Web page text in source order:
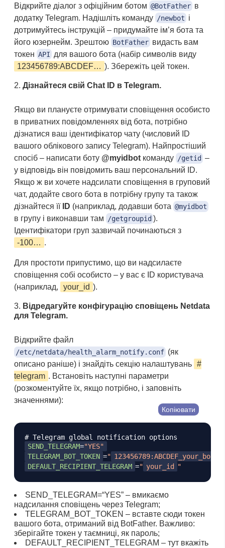
Відкрийте діалог з офіційним ботом @BotFather в
додатку Telegram. Надішліть команду /newbot і
дотримуйтесь інструкцій – придумайте ім’я бота та
його юзернейм. Зрештою BotFather видасть вам
токен API для вашого бота (набір символів виду
123456789:ABCDEF… ). Збережіть цей токен.
Дізнайтеся свій Chat ID в Telegram.
Якщо ви плануєте отримувати сповіщення особисто
в приватних повідомленнях від бота, потрібно
дізнатися ваш ідентифікатор чату (числовий ID
вашого облікового запису Telegram). Найпростіший
спосіб – написати боту @myidbot команду /getid –
у відповідь він повідомить ваш персональний ID.
Якщо ж ви хочете надсилати сповіщення в груповий
чат, додайте свого бота в потрібну групу та також
дізнайтеся її ID (наприклад, додавши бота @myidbot
в групу і виконавши там /getgroupid ).
Ідентифікатори груп зазвичай починаються з
-100… .
Для простоти припустимо, що ви надсилаєте
сповіщення собі особисто – у вас є ID користувача
(наприклад,
your_id ).
Відредагуйте конфігурацію сповіщень Netdata
для Telegram.
Відкрийте файл
/etc/netdata/health_alarm_notify.conf (як
описано раніше) і знайдіть секцію налаштувань #
telegram . Встановіть наступні параметри
(розкоментуйте їх, якщо потрібно, і заповніть
значеннями):
# Telegram global notification options
SEND_TELEGRAM="YES"
TELEGRAM_BOT_TOKEN ="
DEFAULT_RECIPIENT_TELEGRAM =" your_id "
Копіювати
SEND_TELEGRAM=“YES” – вмикаємо
надсилання сповіщень через Telegram;
TELEGRAM_BOT_TOKEN – вставте сюди токен
вашого бота, отриманий від BotFather. Важливо:
зберігайте токен у таємниці, як пароль;
DEFAULT_RECIPIENT_TELEGRAM – тут вкажіть